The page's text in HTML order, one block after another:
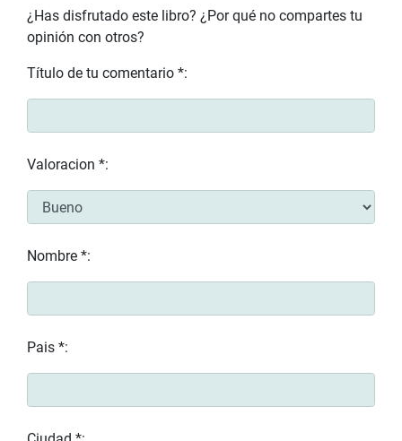
¿Has disfrutado este libro? ¿Por qué no compartes tu
opinión con otros?
Título de tu comentario *:
Valoracion *:
Nombre *:
Pais *: